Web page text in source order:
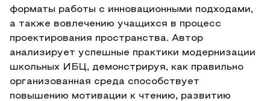
форматы работы с инновационными подходами,
а также вовлечению учащихся в процесс
проектирования пространства. Автор
анализирует успешные практики модернизации
школьных ИБЦ, демонстрируя, как правильно
организованная среда способствует
повышению мотивации к чтению, развитию